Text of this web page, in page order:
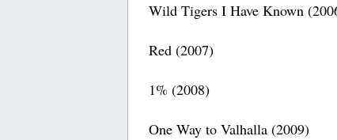
Wild Tigers I Have Known
Red (2007)
1% (2008)
One Way to Valhalla (2009)